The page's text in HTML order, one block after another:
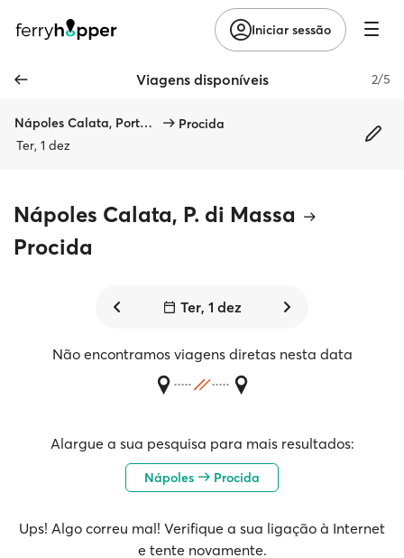
Iniciar sessão
Viagens disponíveis 2/5
Nápoles Calata, Porta di Massa
Procida
Ter, 1 dez
Nápoles Calata, P. di Massa
Procida
Ter, 1 dez
Não encontramos viagens diretas nesta data
Alargue a sua pesquisa para mais resultados:
Nápoles Procida
Ups! Algo correu mal! Verifique a sua ligação à Internet
e tente novamente.